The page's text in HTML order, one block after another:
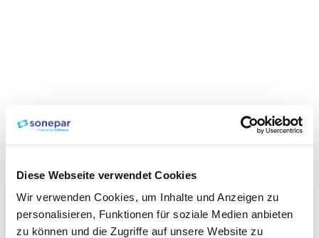
Diese Webseite verwendet Cookies
Wir verwenden Cookies, um Inhalte und Anzeigen zu
personalisieren, Funktionen für soziale Medien anbieten
zu können und die Zugriffe auf unsere Website zu